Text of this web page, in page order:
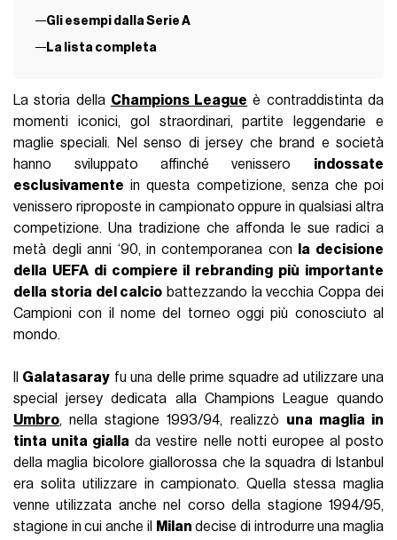
Gli esempi dalla Serie A
La lista completa
La storia della Champions League è contraddistinta da
momenti iconici, gol straordinari, partite leggendarie e
maglie speciali. Nel senso di jersey che brand e società
hanno sviluppato affinché venissero indossate
esclusivamente in questa competizione, senza che poi
venissero riproposte in campionato oppure in qualsiasi altra
competizione. Una tradizione che affonda le sue radici a
metà degli anni ‘90, in contemporanea con
la decisione
della UEFA di compiere il rebranding più importante
della storia del calcio battezzando la vecchia Coppa dei
Campioni con il nome del torneo oggi più conosciuto al
mondo.
Galatasaray fu una delle prime squadre ad utilizzare una
special jersey dedicata alla Champions League quando
Umbro, nella stagione 1993/94, realizzò una maglia in
tinta unita gialla da vestire nelle notti europee al posto
della maglia bicolore giallorossa che la squadra di Istanbul
era solita utilizzare in campionato. Quella stessa maglia
venne utilizzata anche nel corso della stagione 1994/95,
stagione in cui anche il
Milan decise di introdurre una maglia